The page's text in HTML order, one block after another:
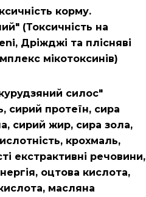
корму.
(Токсичність на
Дріжджі та плісняві
мікотоксинів)
силос"
сирий протеїн, сира
сирий жир, сира зола,
крохмаль,
екстрактивні речовини,
оцтова кислота,
масляна